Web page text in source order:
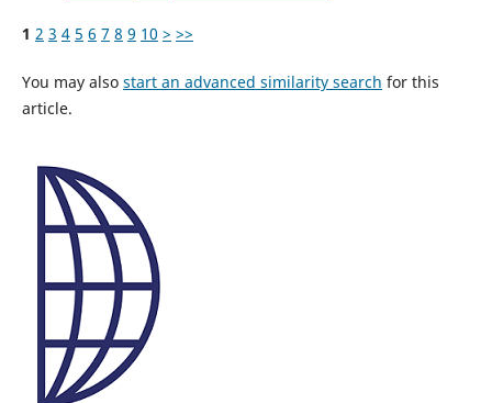
1 2 3 4 5 6 7 8 9 10 > >>
You may also start an advanced similarity search for this
article.